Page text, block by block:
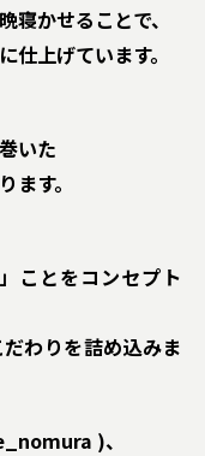
寝かせることで、
上げています。
いた
す。
ことをコンセプト
わりを詰め込みま
)、